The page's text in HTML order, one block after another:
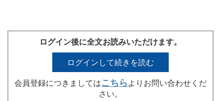
ログイン後に全文お読みいただけます。
ログインして続きを読む
会員登録につきましてはこちら よりお問い合わせくだ
さい。